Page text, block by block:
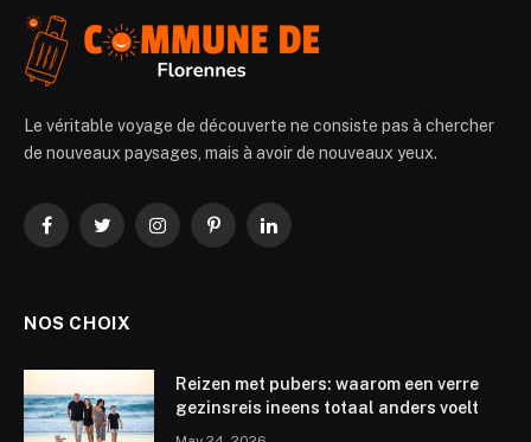
Le véritable voyage de découverte ne consiste pas à chercher
de nouveaux paysages, mais à avoir de nouveaux yeux.
FacebookTwitterInstagramPinterestLinkedIn
NOS CHOIX
Reizen met pubers: waarom een verre
gezinsreis ineens totaal anders voelt